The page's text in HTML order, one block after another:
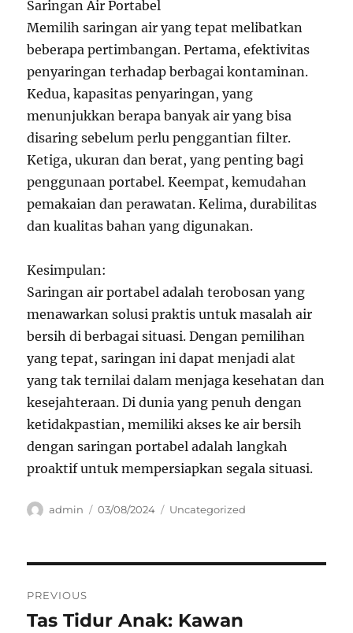
Saringan Air Portabel
Memilih saringan air yang tepat melibatkan
beberapa pertimbangan. Pertama, efektivitas
penyaringan terhadap berbagai kontaminan.
Kedua, kapasitas penyaringan, yang
menunjukkan berapa banyak air yang bisa
disaring sebelum perlu penggantian filter.
Ketiga, ukuran dan berat, yang penting bagi
penggunaan portabel. Keempat, kemudahan
pemakaian dan perawatan. Kelima, durabilitas
dan kualitas bahan yang digunakan.
Kesimpulan:
Saringan air portabel adalah terobosan yang
menawarkan solusi praktis untuk masalah air
bersih di berbagai situasi. Dengan pemilihan
yang tepat, saringan ini dapat menjadi alat
yang tak ternilai dalam menjaga kesehatan dan
kesejahteraan. Di dunia yang penuh dengan
ketidakpastian, memiliki akses ke air bersih
dengan saringan portabel adalah langkah
proaktif untuk mempersiapkan segala situasi.
Author
admin
Posted
03/08/2024 Categories
Uncategorized
pos
PREVIOUS
Previous
Tas Tidur Anak: Kawan